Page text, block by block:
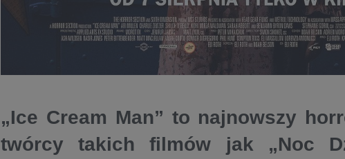
„Ice Cream Man” to najnowszy
twórcy takich filmów jak „Noc